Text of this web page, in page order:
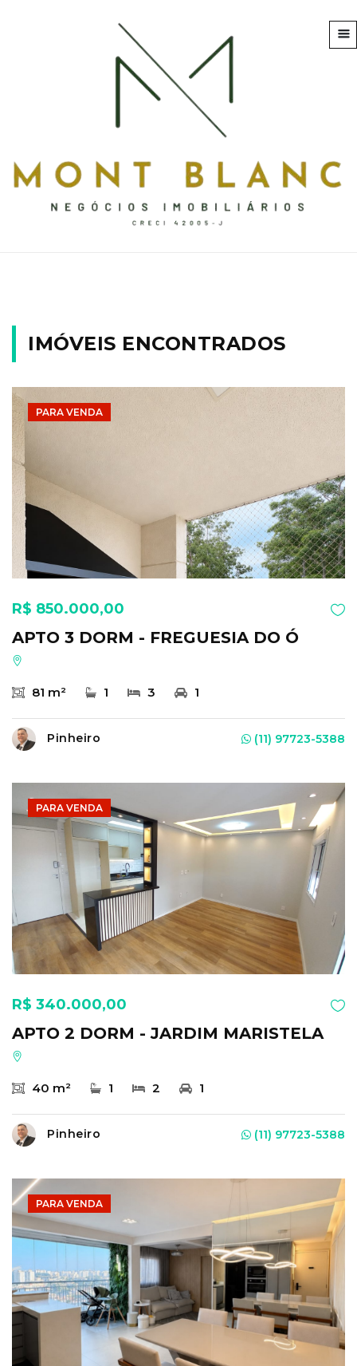
IMÓVEIS ENCONTRADOS
PARA VENDA
R$ 850.000,00
APTO 3 DORM - FREGUESIA DO Ó
81 m² 1 3 1
Pinheiro (11) 97723-5388
PARA VENDA
R$ 340.000,00
APTO 2 DORM - JARDIM MARISTELA
40 m² 1 2 1
Pinheiro (11) 97723-5388
PARA VENDA